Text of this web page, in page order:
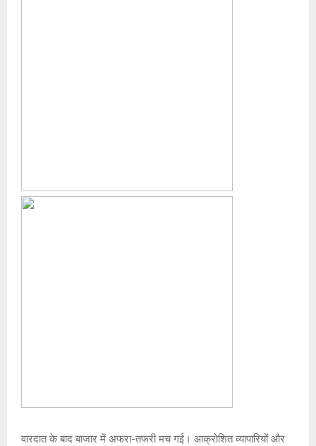
वारदात के बाद बाजार में अफरा-तफरी मच गई। आक्रोशित व्यापारियों और